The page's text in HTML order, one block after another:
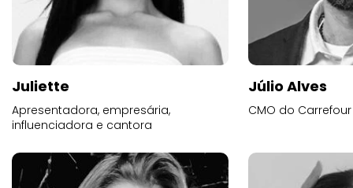
Juliette
Apresentadora, empresária,
influenciadora e cantora
Júlio Alves
CMO do Carrefour